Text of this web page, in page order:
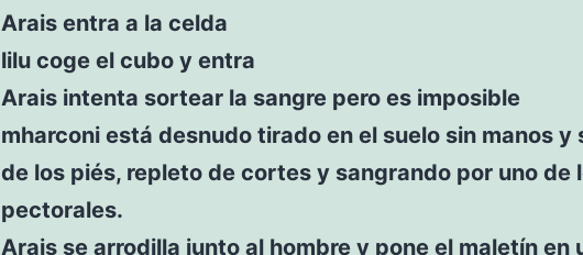
Arais entra a la celda
lilu coge el cubo y entra
Arais intenta sortear la sangre pero es imposible
mharconi está desnudo tirado en el suelo sin manos y
de los piés, repleto de cortes y sangrando por uno de
pectorales.
Arais se arrodilla junto al hombre y pone el maletín en